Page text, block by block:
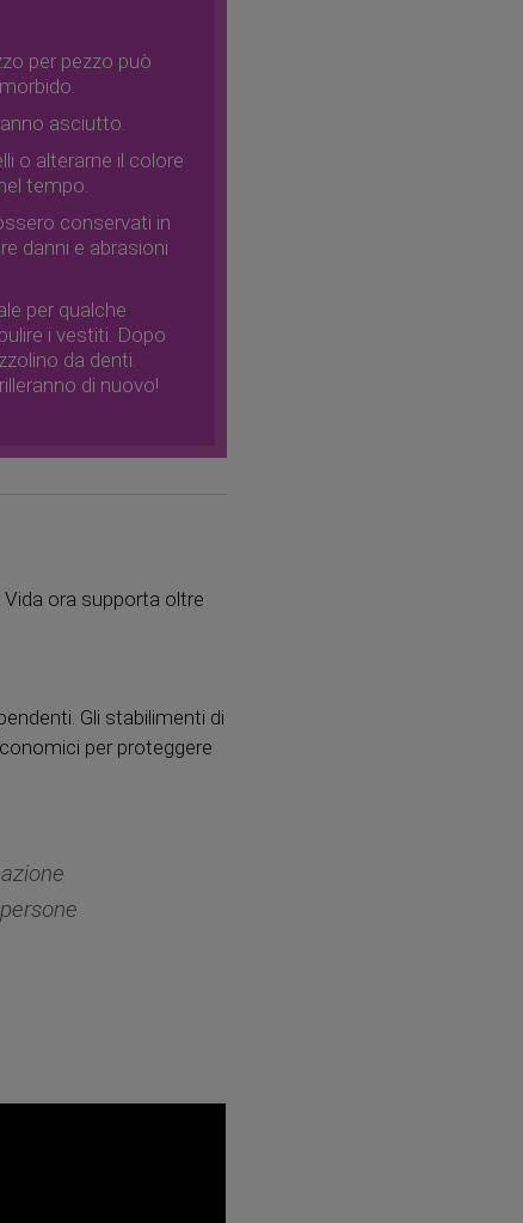
per pezzo può
asciutto.
o alterarne il colore
tempo.
conservati in
danni e abrasioni
per qualche
i vestiti. Dopo
da denti.
di nuovo!
ora supporta oltre
Gli stabilimenti di
per proteggere